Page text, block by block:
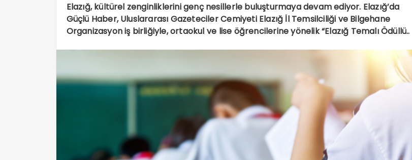
Elazığ, kültürel zenginliklerini genç nesillerle buluşturmaya devam ediyor. Elazığ’da
Güçlü Haber, Uluslararası Gazeteciler Cemiyeti Elazığ İl Temsilciliği ve Bilgehane
Organizasyon iş birliğiyle, ortaokul ve lise öğrencilerine yönelik “Elazığ Temalı Ödüllü..